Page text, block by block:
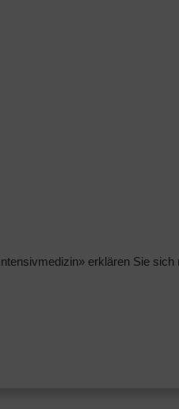
erklären Sie sich